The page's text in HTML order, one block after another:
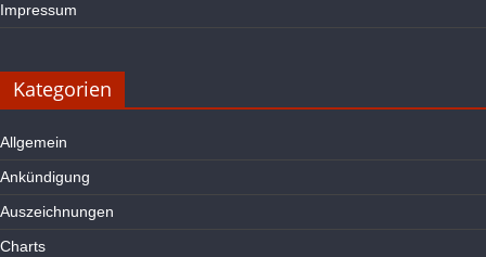
Impressum
Kategorien
Allgemein
Ankündigung
Auszeichnungen
Charts